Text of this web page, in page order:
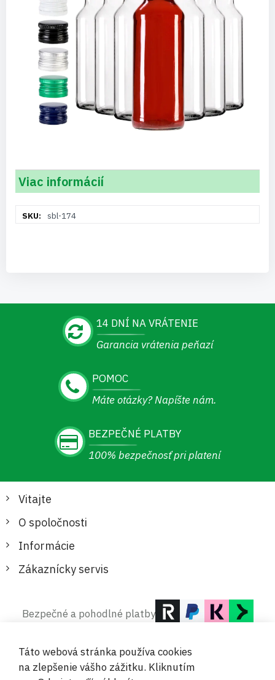
Viac informácií
informáciísbl-174
14 DNÍ NA VRÁTENIE
Garancia vrátenia peňazí
POMOC
Máte otázky? Napíšte nám.
BEZPEČNÉ PLATBY
100% bezpečnosť pri platení
Vitajte
O spoločnosti
Informácie
Zákaznícky servis
Bezpečné a pohodlné platby
Táto webová stránka používa cookies
na zlepšenie vášho zážitku. Kliknutím